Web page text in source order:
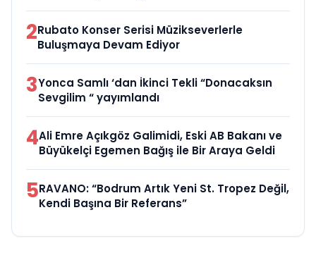
2Rubato Konser Serisi Müzikseverlerle
Buluşmaya Devam Ediyor
3Yonca Samlı ‘dan İkinci Tekli “Donacaksın
Sevgilim “ yayımlandı
4Ali Emre Açıkgöz Galimidi, Eski AB Bakanı ve
Büyükelçi Egemen Bağış ile Bir Araya Geldi
5RAVANO: “Bodrum Artık Yeni St. Tropez Değil,
Kendi Başına Bir Referans”